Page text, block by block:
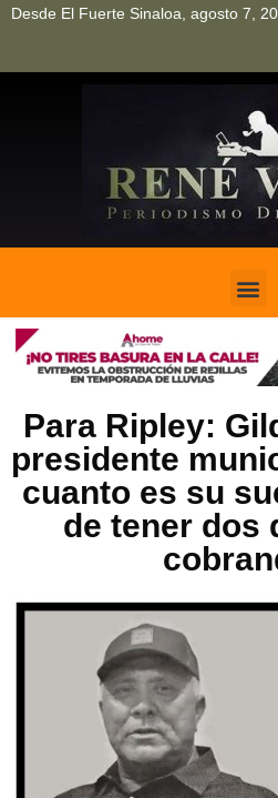
Desde El Fuerte Sinaloa, agosto 7,
Para Ripley:
presidente
cuanto es su
de tener dos